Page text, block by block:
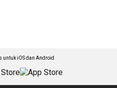
untuk iOS dan Android